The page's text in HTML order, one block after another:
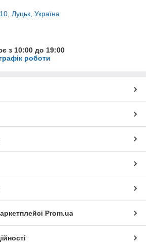
Луцьк, Україна
з 10:00 до 19:00
роботи
Prom.ua